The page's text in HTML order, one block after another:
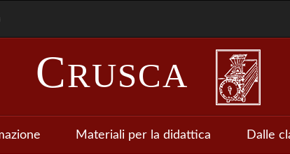
CRUSCA
Materiali per la didattica Dalle